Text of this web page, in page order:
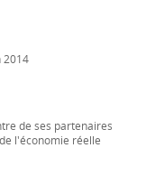
2014
de ses partenaires
l'économie réelle